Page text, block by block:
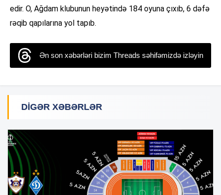
edir. O, Ağdam klubunun heyətində 184 oyuna çıxıb, 6 dəfə
rəqib qapılarına yol tapıb.
Ən son xəbərləri bizim Threads səhifəmizdə izləyin
DIGƏR XƏBƏRLƏR